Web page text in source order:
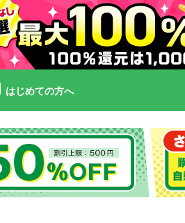
はじめての方へ